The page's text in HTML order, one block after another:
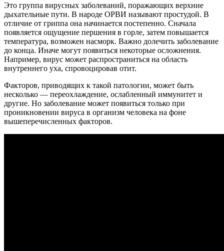
Это группа вирусных заболеваний, поражающих верхние
дыхательные пути. В народе ОРВИ называют простудой. В
отличие от гриппа она начинается постепенно. Сначала
появляется ощущение першения в горле, затем повышается
температура, возможен насморк. Важно долечить заболевание
до конца. Иначе могут появиться некоторые осложнения.
Например, вирус может распространиться на область
внутреннего уха, спровоцировав отит.
Факторов, приводящих к такой патологии, может быть
несколько — переохлаждение, ослабленный иммунитет и
другие. Но заболевание может появиться только при
проникновении вируса в организм человека на фоне
вышеперечисленных факторов.